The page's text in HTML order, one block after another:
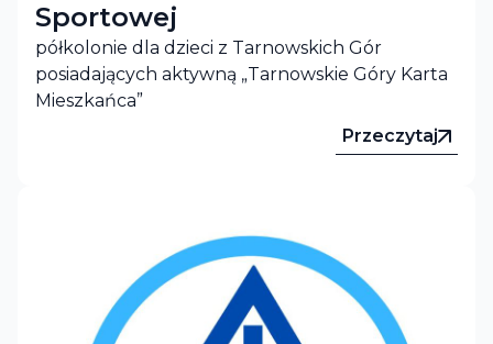
Sportowej
półkolonie dla dzieci z Tarnowskich Gór
posiadających aktywną „Tarnowskie Góry Karta
Mieszkańca”
Przeczytaj